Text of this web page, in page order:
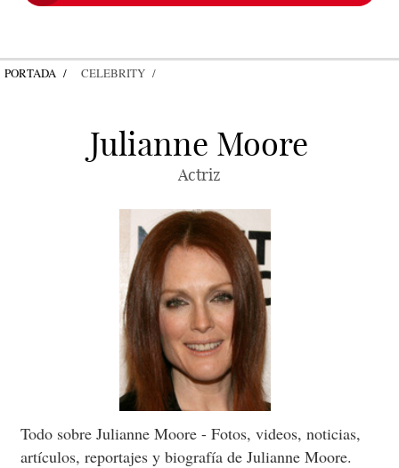
PORTADA CELEBRITY
Julianne Moore
Actriz
Todo sobre Julianne Moore - Fotos, videos, noticias,
artículos, reportajes y biografía de Julianne Moore.